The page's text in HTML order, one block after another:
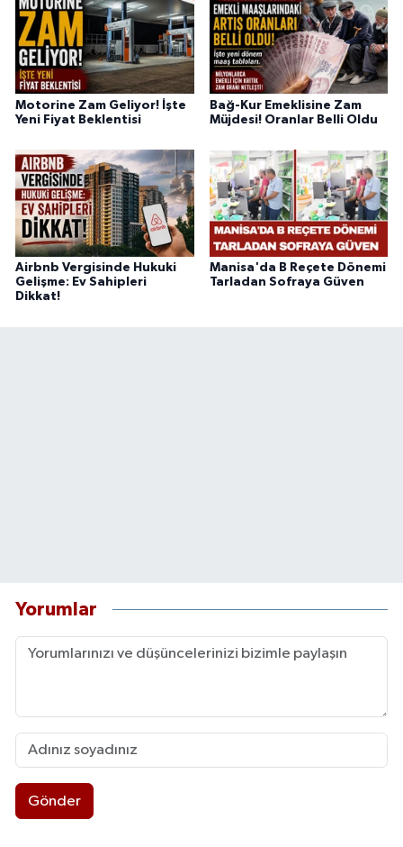
Motorine Zam Geliyor! İşte
Yeni Fiyat Beklentisi
Bağ-Kur Emeklisine Zam
Müjdesi! Oranlar Belli Oldu
Airbnb Vergisinde Hukuki
Gelişme: Ev Sahipleri
Dikkat!
Manisa'da B Reçete Dönemi
Tarladan Sofraya Güven
Yorumlar
Gönder